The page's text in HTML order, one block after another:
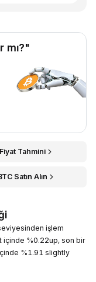
mı?"
Fiyat Tahmini
Satın Alın
işlem
içinde %0.22up, son bir
%1.91 slightly